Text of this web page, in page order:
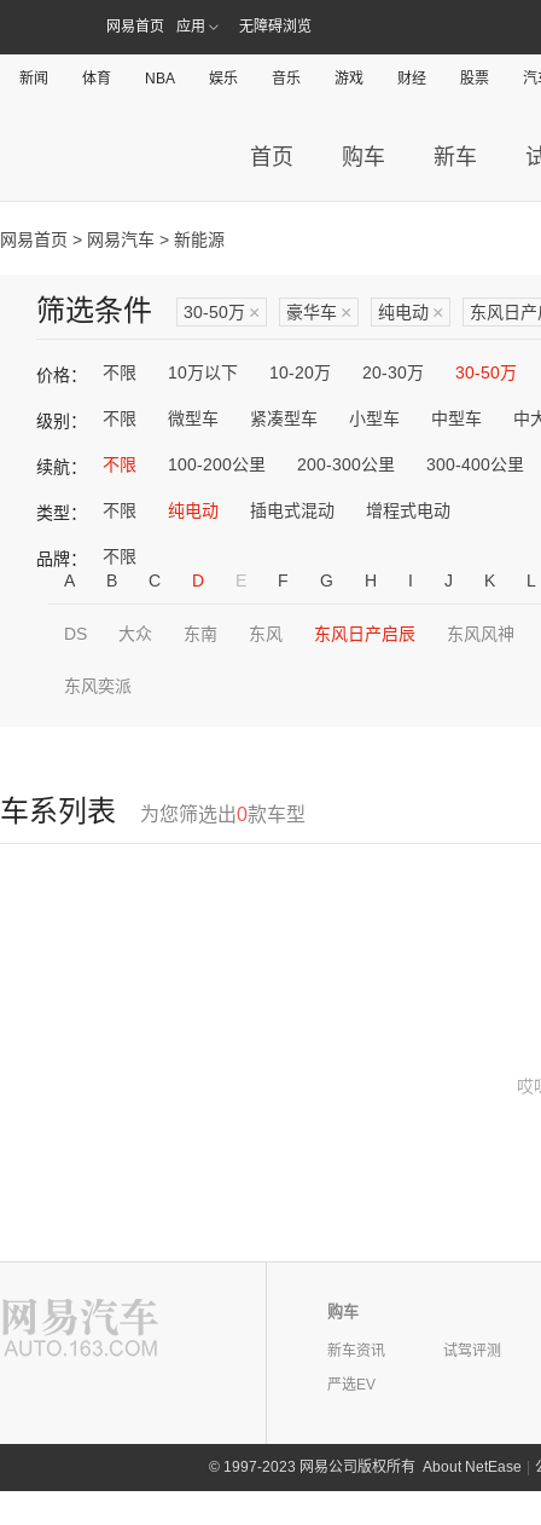
网易首页 应用 无障碍浏览
新闻 体育 NBA 娱乐 音乐 游戏 财经 股票 汽
首页 购车 新车
网易首页 > 网易汽车 > 新能源
筛选条件 30-50万 × 豪华车 × 纯电动 × 东风日
价格： 不限 10万以下 10-20万 20-30万 30-50万
级别： 不限 微型车 紧凑型车 小型车 中型车 中
续航： 不限 100-200公里 200-300公里 300-400公里
类型： 不限 纯电动 插电式混动 增程式电动
品牌：
不限
A
B C D E F G H I J K L
DS 大众 东南 东风 东风日产启辰 东风风神
东风奕派
车系列表 为您筛选出0款车型
哎
购车
新车资讯
试驾评测
严选EV
©1997-2023 网易公司版权所有 About NetEase